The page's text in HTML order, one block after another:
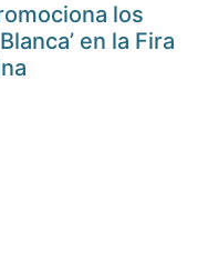
los
en la Fira